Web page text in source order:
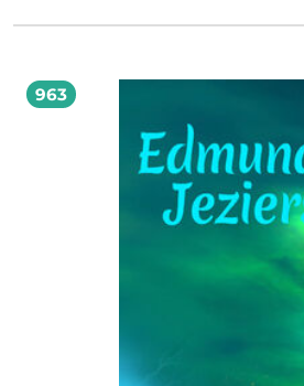
nowych odkryć z zakresu biotechnologii,
przyszłość, ale może wieść nasz gatunek na krawędź zagłady.
(Audiobook): 9788368186079
963